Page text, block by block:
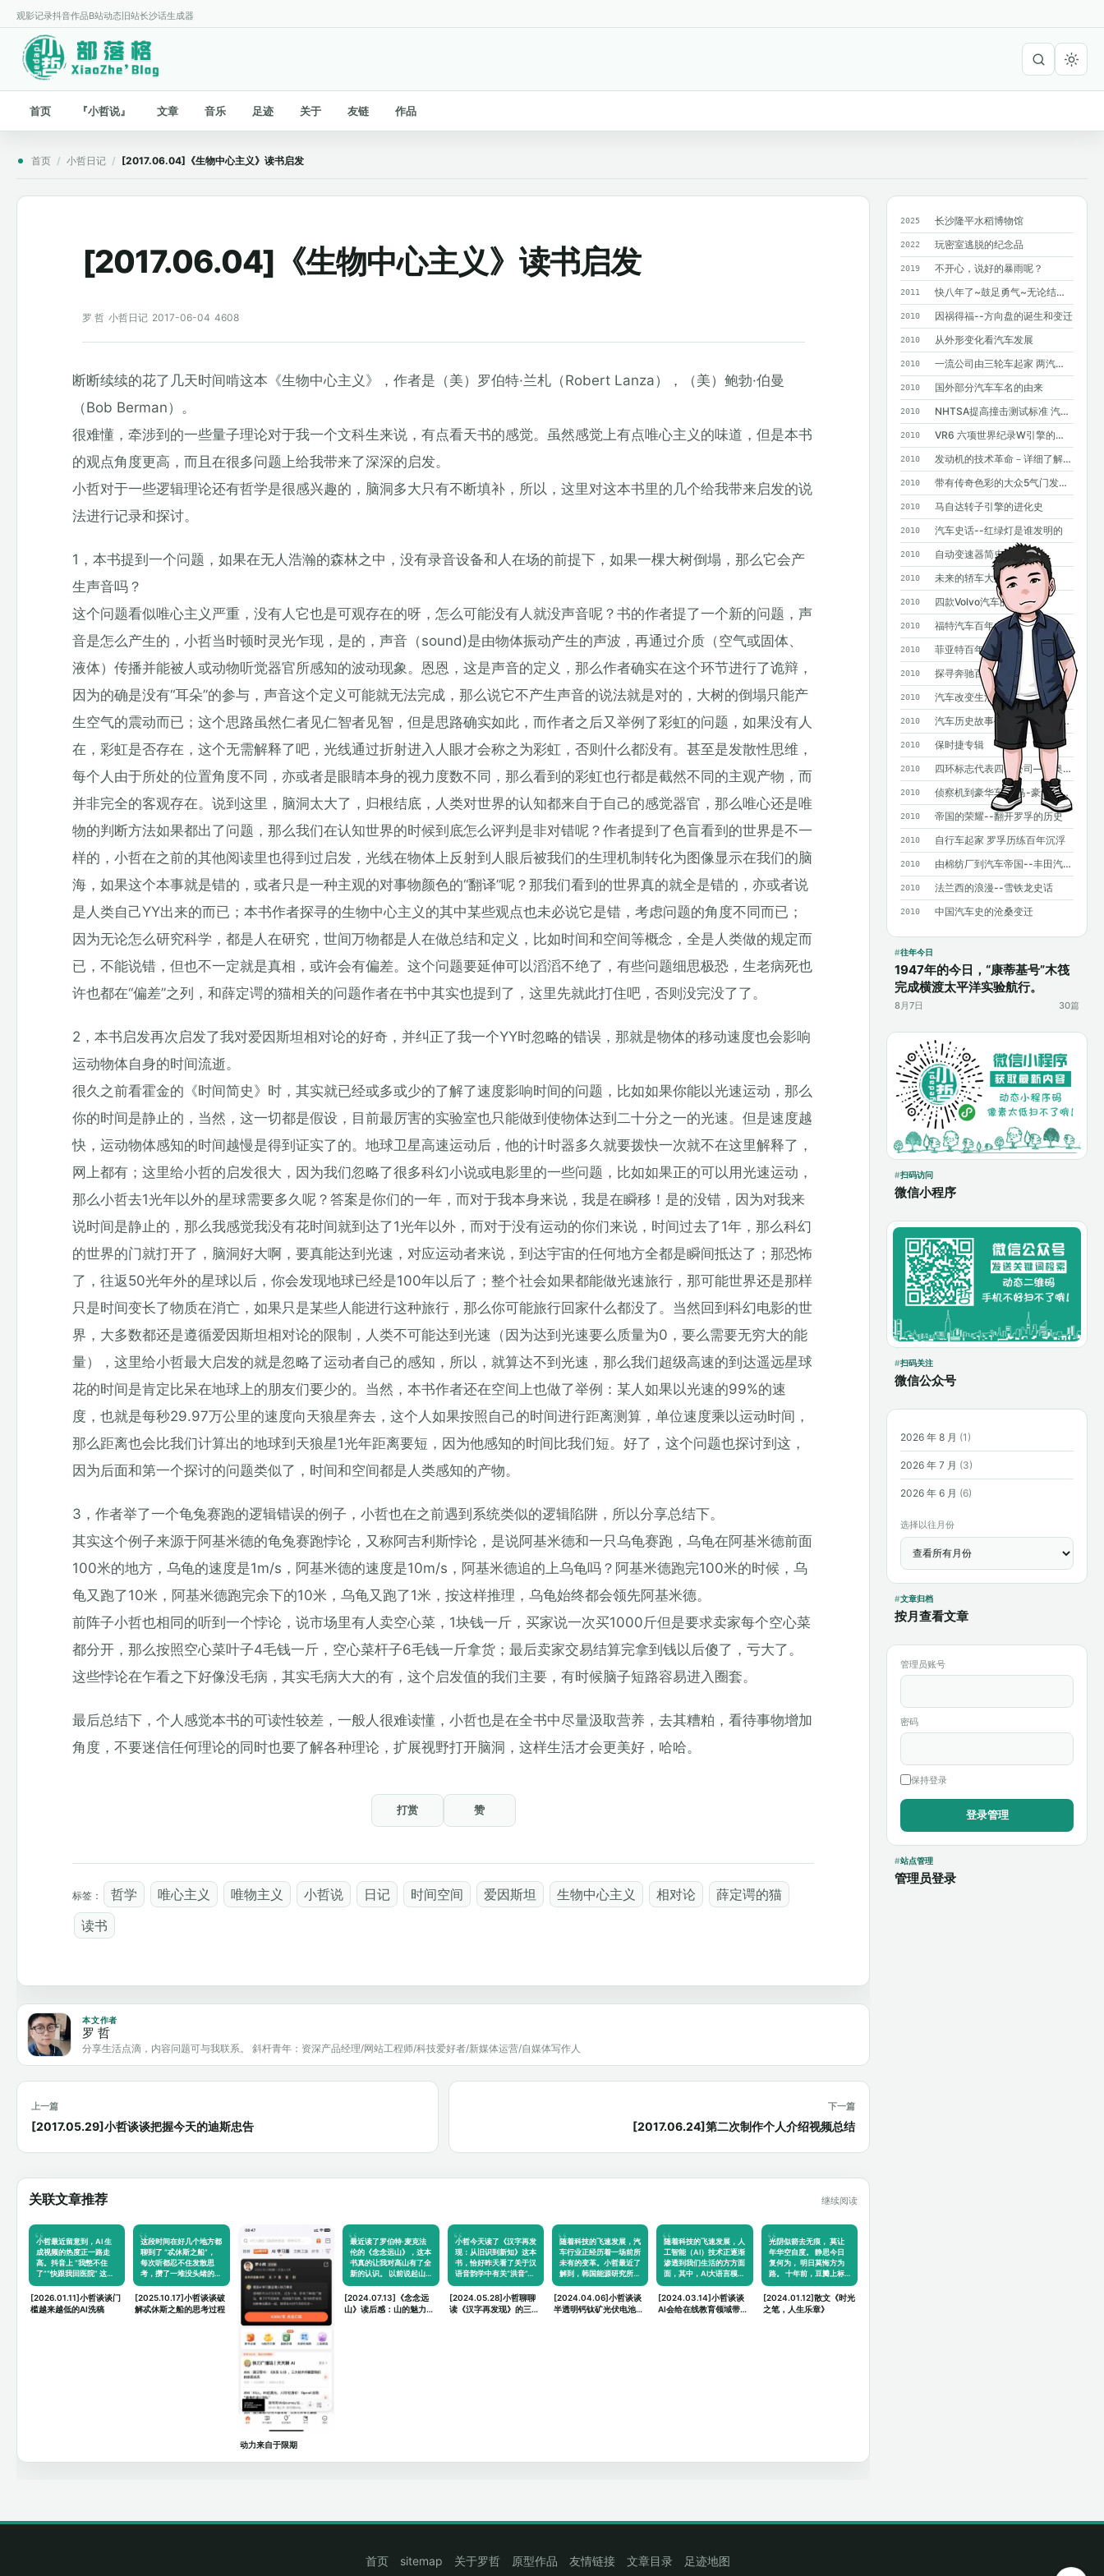
观影记录抖音作品B站动态 旧站长沙话生成器
首页 『小哲说』 文章 音乐 足迹 关于 友链 作品
首页 / 小哲日记 / [2017.06.04]《生物中心主义》读书启发
2025 长沙隆平水稻博物馆
2022 玩密室逃脱的纪念品
2019 不开心，说好的暴雨呢？
2011 快八年了~鼓足勇气~无论结果如何~只求...
2010 因祸得福--方向盘的诞生和变迁
2010 从外形变化看汽车发展
2010 一流公司由三轮车起家 两汽车巨人造就奔驰
2010 国外部分汽车车名的由来
2010 NHTSA提高撞击测试标准 汽车安全要求进一步提高
2010 VR6 六项世界纪录W引擎的基础
2010 发动机的技术革命－详细了解GDI
2010 带有传奇色彩的大众5气门发动机
2010 马自达转子引擎的进化史
2010 汽车史话--红绿灯是谁发明的
2010 自动变速器简史
2010 未来的轿车大灯
2010 四款Volvo汽车的诞生
2010 福特汽车百年大事记
2010 菲亚特百年史
2010 探寻奔驰百年基因--斯图加特奔驰总部采访手记
2010 汽车改变生活--汽车发明100年史话
2010 汽车历史故事——MPV风雨20年
2010 保时捷专辑
2010 四环标志代表四个公司——奥迪历史概述
2010 侦察机到豪华车 宝马-豪华背后沧桑曲折
2010 帝国的荣耀--翻开罗孚的历史
2010 自行车起家 罗孚历练百年沉浮
2010 由棉纺厂到汽车帝国--丰田汽车发展史
2010 法兰西的浪漫--雪铁龙史话
2010 中国汽车史的沧桑变迁
往年今日
1947年的今日，“康蒂基号”木筏
完成横渡太平洋实验航行。
8月7日 30篇
扫码访问
微信小程序
扫码关注
微信公众号
2026 年 8 月 (1)
2026 年 7 月 (3)
2026 年 6 月 (6)
选择以往月份
文章归档
按月查看文章
管理员账号
密码
保持登录
站点管理
管理员登录
[2017.06.04]《生物中心主义》读书启发
罗 哲 小哲日记 2017-06-04 4608
断断续续的花了几天时间啃这本《生物中心主义》，作者是（美）罗伯特·兰札（Robert Lanza），（美）鲍勃·伯曼
（Bob Berman）。
很难懂，牵涉到的一些量子理论对于我一个文科生来说，有点看天书的感觉。虽然感觉上有点唯心主义的味道，但是本书
的观点角度更高，而且在很多问题上给我带来了深深的启发。
小哲对于一些逻辑理论还有哲学是很感兴趣的，脑洞多大只有不断填补，所以，这里对这本书里的几个给我带来启发的说
法进行记录和探讨。
1，本书提到一个问题，如果在无人浩瀚的森林之中，没有录音设备和人在场的前提下，如果一棵大树倒塌，那么它会产
生声音吗？
这个问题看似唯心主义严重，没有人它也是可观存在的呀，怎么可能没有人就没声音呢？书的作者提了一个新的问题，声
音是怎么产生的，小哲当时顿时灵光乍现，是的，声音（sound)是由物体振动产生的声波，再通过介质（空气或固体、
液体）传播并能被人或动物听觉器官所感知的波动现象。恩恩，这是声音的定义，那么作者确实在这个环节进行了诡辩，
因为的确是没有“耳朵”的参与，声音这个定义可能就无法完成，那么说它不产生声音的说法就是对的，大树的倒塌只能产
生空气的震动而已；这个思路虽然仁者见仁智者见智，但是思路确实如此，而作者之后又举例了彩虹的问题，如果没有人
在，彩虹是否存在，这个无需解释了吧，光线通过折射进入人眼才会称之为彩虹，否则什么都没有。甚至是发散性思维，
每个人由于所处的位置角度不同，亦或者是眼睛本身的视力度数不同，那么看到的彩虹也行都是截然不同的主观产物，而
并非完全的客观存在。说到这里，脑洞太大了，归根结底，人类对世界的认知都来自于自己的感觉器官，那么唯心还是唯
物的判断方法如果都出了问题，那么我们在认知世界的时候到底怎么评判是非对错呢？作者提到了色盲看到的世界是不一
样的，小哲在之前的其他阅读里也得到过启发，光线在物体上反射到人眼后被我们的生理机制转化为图像显示在我们的脑
海，如果这个本事就是错的，或者只是一种主观的对事物颜色的“翻译”呢？那我们看到的世界真的就全是错的，亦或者说
是人类自己YY出来的而已；本书作者探寻的生物中心主义的其中某些观点也未必说它是错，考虑问题的角度不同而已；
因为无论怎么研究科学，都是人在研究，世间万物都是人在做总结和定义，比如时间和空间等概念，全是人类做的规定而
已，不能说错，但也不一定就是真相，或许会有偏差。这个问题要延伸可以滔滔不绝了，有些问题细思极恐，生老病死也
许也都在“偏差”之列，和薛定谔的猫相关的问题作者在书中其实也提到了，这里先就此打住吧，否则没完没了了。
2，本书启发再次启发了我对爱因斯坦相对论的好奇，并纠正了我一个YY时忽略的错误，那就是物体的移动速度也会影响
运动物体自身的时间流逝。
很久之前看霍金的《时间简史》时，其实就已经或多或少的了解了速度影响时间的问题，比如如果你能以光速运动，那么
你的时间是静止的，当然，这一切都是假设，目前最厉害的实验室也只能做到使物体达到二十分之一的光速。但是速度越
快，运动物体感知的时间越慢是得到证实了的。地球卫星高速运动后，他的计时器多久就要拨快一次就不在这里解释了，
网上都有；这里给小哲的启发很大，因为我们忽略了很多科幻小说或电影里的一些问题，比如如果正的可以用光速运动，
那么小哲去1光年以外的星球需要多久呢？答案是你们的一年，而对于我本身来说，我是在瞬移！是的没错，因为对我来
说时间是静止的，那么我感觉我没有花时间就到达了1光年以外，而对于没有运动的你们来说，时间过去了1年，那么科幻
的世界的门就打开了，脑洞好大啊，要真能达到光速，对应运动者来说，到达宇宙的任何地方全都是瞬间抵达了；那恐怖
了，往返50光年外的星球以后，你会发现地球已经是100年以后了；整个社会如果都能做光速旅行，那可能世界还是那样
只是时间变长了物质在消亡，如果只是某些人能进行这种旅行，那么你可能旅行回家什么都没了。当然回到科幻电影的世
界，大多数都还是遵循爱因斯坦相对论的限制，人类不可能达到光速（因为达到光速要么质量为0，要么需要无穷大的能
量），这里给小哲最大启发的就是忽略了运动者自己的感知，所以，就算达不到光速，那么我们超级高速的到达遥远星球
花的时间是肯定比呆在地球上的朋友们要少的。当然，本书作者还在空间上也做了举例：某人如果以光速的99%的速
度，也就是每秒29.97万公里的速度向天狼星奔去，这个人如果按照自己的时间进行距离测算，单位速度乘以运动时间，
那么距离也会比我们计算出的地球到天狼星1光年距离要短，因为他感知的时间比我们短。好了，这个问题也探讨到这，
因为后面和第一个探讨的问题类似了，时间和空间都是人类感知的产物。
3，作者举了一个龟兔赛跑的逻辑错误的例子，小哲也在之前遇到系统类似的逻辑陷阱，所以分享总结下。
其实这个例子来源于阿基米德的龟兔赛跑悖论，又称阿吉利斯悖论，是说阿基米德和一只乌龟赛跑，乌龟在阿基米德前面
100米的地方，乌龟的速度是1m/s，阿基米德的速度是10m/s，阿基米德追的上乌龟吗？阿基米德跑完100米的时候，乌
龟又跑了10米，阿基米德跑完余下的10米，乌龟又跑了1米，按这样推理，乌龟始终都会领先阿基米德。
前阵子小哲也相同的听到一个悖论，说市场里有人卖空心菜，1块钱一斤，买家说一次买1000斤但是要求卖家每个空心菜
都分开，那么按照空心菜叶子4毛钱一斤，空心菜杆子6毛钱一斤拿货；最后卖家交易结算完拿到钱以后傻了，亏大了。
这些悖论在乍看之下好像没毛病，其实毛病大大的有，这个启发值的我们主要，有时候脑子短路容易进入圈套。
最后总结下，个人感觉本书的可读性较差，一般人很难读懂，小哲也是在全书中尽量汲取营养，去其糟粕，看待事物增加
角度，不要迷信任何理论的同时也要了解各种理论，扩展视野打开脑洞，这样生活才会更美好，哈哈。
打赏 赞
标签： 哲学 唯心主义 唯物主义 小哲说 日记 时间空间 爱因斯坦 生物中心主义 相对论
薛定谔的猫
读书
本文作者
罗 哲
分享生活点滴，内容问题可与我联系。 斜杆青年：资深产品经理/网站工程师/科技爱好者/新媒体运营/自媒体写作人
上一篇
[2017.05.29]小哲谈谈把握今天的迪斯忠告
下一篇
[2017.06.24]第二次制作个人介绍视频总结
关联文章推荐 继续阅读
小哲最近留意到，AI 生
成视频的热度正一路走
高。抖音上 “我憋不住
了”“快跟我回医院” 这类
[2026.01.11]小哲谈谈门
槛越来越低的AI洗稿
这段时间在好几个地方都
聊到了 “忒休斯之船”，
每次听都忍不住发散思
考，攒了一堆没头绪的念
[2025.10.17]小哲谈谈破
解忒休斯之船的思考过程
动力来自于限期
最近读了罗伯特·麦克法
伦的《念念远山》，这本
书真的让我对高山有了全
新的认识。 以前说起山…
[2024.07.13]《念念远
山》读后感：山的魅力与
小哲今天读了《汉字再发
现：从旧识到新知》这本
书，恰好昨天看了关于汉
语音韵学中有关“洪音”…
[2024.05.28]小哲聊聊
读《汉字再发现》的三个
随着科技的飞速发展，汽
车行业正经历着一场前所
未有的变革。小哲最近了
解到，韩国能源研究所…
[2024.04.06]小哲谈谈
半透明钙钛矿光伏电池对
随着科技的飞速发展，人
工智能（AI）技术正逐渐
渗透到我们生活的方方面
面，其中，AI大语言模…
[2024.03.14]小哲谈谈
AI会给在线教育领域带来
光阴似箭去无痕， 莫让
年华空自度。 静思今日
复何为， 明日莫悔方为
路。 十年前，豆瓣上标
[2024.01.12]散文《时光
之笔，人生乐章》
首页 sitemap 关于罗哲 原型作品 友情链接 文章目录 足迹地图
这篇像一页旧日
记，慢慢看就好。